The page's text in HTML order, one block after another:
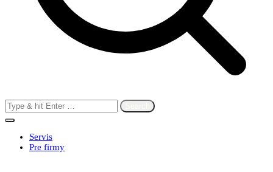
Search
for:
Servis
Pre firmy